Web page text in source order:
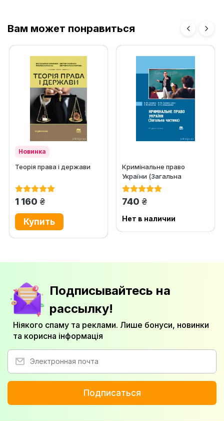
Вам может понравиться
Новинка
Теорія права і держави
1 160 грн.
Кримінальне право
України (Загальна
частина)
740 грн.
Нет в наличии
Подписывайтесь на
рассылку!
Ніякого спаму та реклами. Лише бонуси, новинки
та корисна інформація
Подписаться